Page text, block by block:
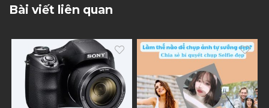
Bài viết liên quan